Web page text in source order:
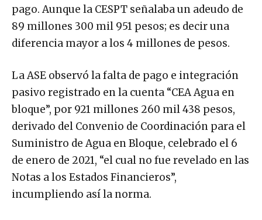
pago. Aunque la CESPT señalaba un adeudo de
89 millones 300 mil 951 pesos; es decir una
diferencia mayor a los 4 millones de pesos.
La ASE observó la falta de pago e integración
pasivo registrado en la cuenta “CEA Agua en
bloque”, por 921 millones 260 mil 438 pesos,
derivado del Convenio de Coordinación para el
Suministro de Agua en Bloque, celebrado el 6
de enero de 2021, “el cual no fue revelado en las
Notas a los Estados Financieros”,
incumpliendo así la norma.